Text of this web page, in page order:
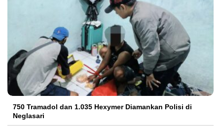
750 Tramadol dan 1.035 Hexymer Diamankan Polisi di
Neglasari